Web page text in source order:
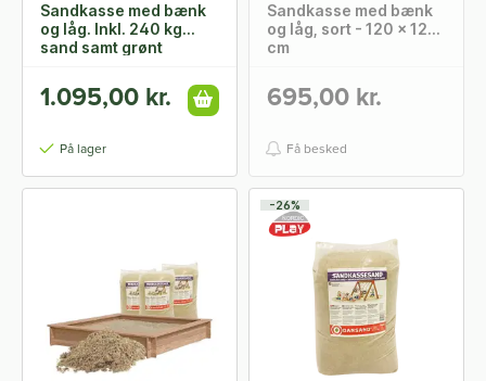
Sandkasse med bænk
og låg. Inkl. 240 kg
sand samt grønt
1.095,00 kr.
På lager
Sandkasse med bænk
og låg, sort - 120 x 120
cm
695,00 kr.
Få besked
-26%